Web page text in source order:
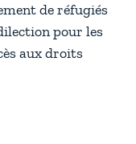
de réfugiés
pour les
aux droits